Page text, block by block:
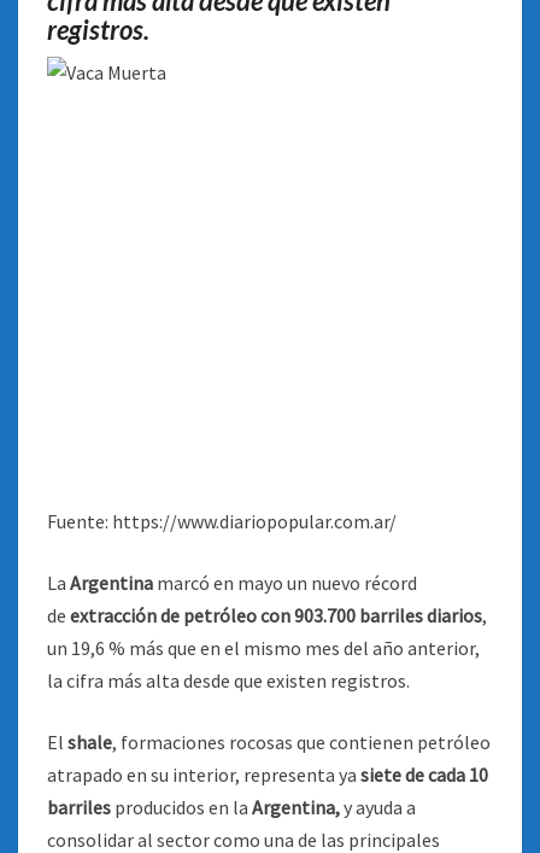
registros.
Fuente: https://www.diariopopular.com.ar/
La Argentina marcó en mayo un nuevo récord
de extracción de petróleo con 903.700 barriles diarios,
un 19,6 % más que en el mismo mes del año anterior,
la cifra más alta desde que existen registros.
El shale, formaciones rocosas que contienen petróleo
atrapado en su interior, representa ya siete de cada 10
barriles producidos en la Argentina,y ayuda a
consolidar al sector como una de las principales